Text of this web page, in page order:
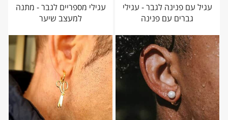
עגיל עם פנינה לגבר - עגילי
גברים עם פנינה
עגילי מספריים לגבר - מתנה
למעצב שיער